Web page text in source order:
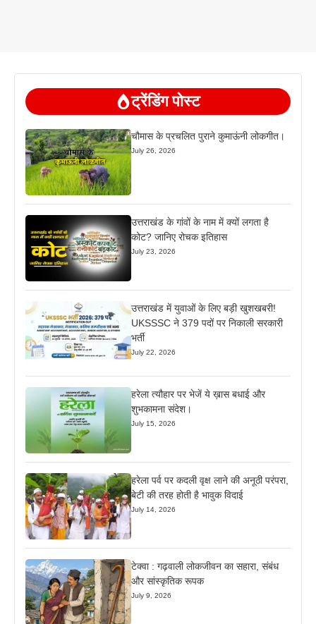
ट्रेंडिंग पोस्ट
चौमास के प्रचलित पुराने कुमाऊंनी लोकगीत।
July 26, 2026
उत्तराखंड के गांवों के नाम में क्यों लगता है
कोट? जानिए रोचक इतिहास
July 23, 2026
उत्तराखंड में युवाओं के लिए बड़ी खुशखबरी!
UKSSSC ने 379 पदों पर निकाली सरकारी
भर्ती
July 22, 2026
हरेला त्यौहार पर भेजें ये ख़ास बधाई और
शुभकामना संदेश।
July 15, 2026
हरेला पर्व पर कदली वृक्ष लाने की अनूठी परंपरा,
बेटी की तरह होती है भावुक विदाई
July 14, 2026
टेक्वा : गढ़वाली लोकजीवन का सहारा, संबंध
और सांस्कृतिक रूपक
July 9, 2026